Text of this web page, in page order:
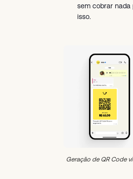
sem cobrar nada
isso.
Geração de QR Code